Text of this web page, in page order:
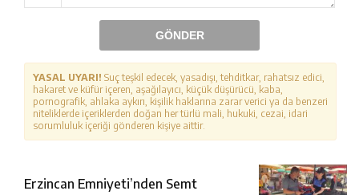
GÖNDER
YASAL UYARI! Suç teşkil edecek, yasadışı, tehditkar, rahatsız edici,
hakaret ve küfür içeren, aşağılayıcı, küçük düşürücü, kaba,
pornografik, ahlaka aykırı, kişilik haklarına zarar verici ya da benzeri
niteliklerde içeriklerden doğan her türlü mali, hukuki, cezai, idari
sorumluluk içeriği gönderen kişiye aittir.
Erzincan Emniyeti’nden Semt